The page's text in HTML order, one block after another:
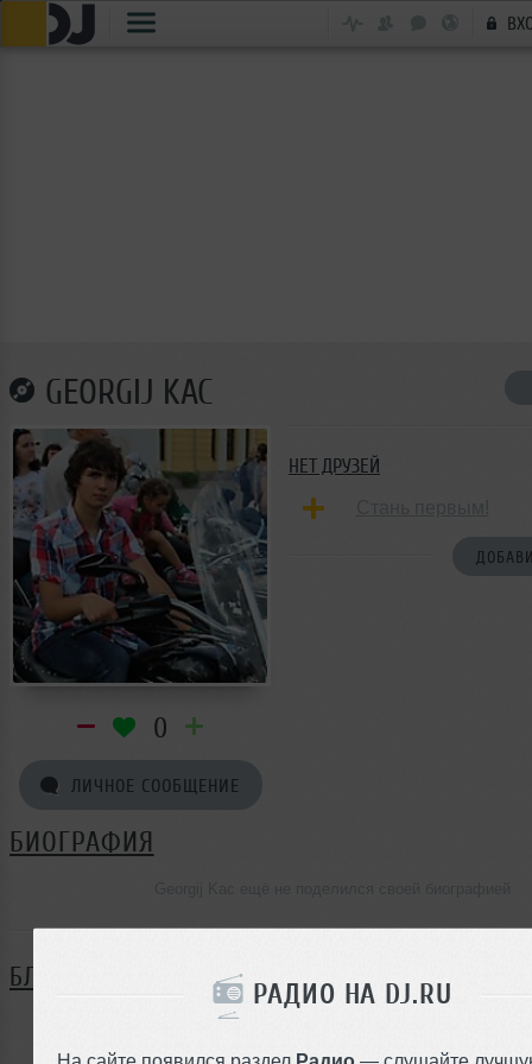
РАДИО НА DJ.RU
На сайте появился раздел Радио — слушайте
GEORGIJ KAC
0
ЛИЧНОЕ СООБЩЕНИЕ
НЕТ ДРУЗЕЙ
БИОГРАФИЯ
БЛОГ